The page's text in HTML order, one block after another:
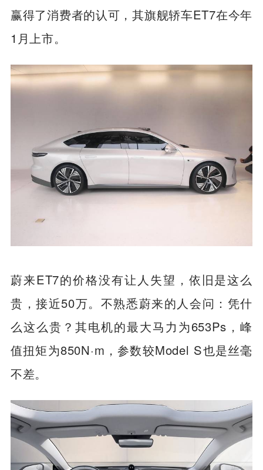
赢得了消费者的认可，其旗舰轿车ET7在今年
1月上市。
蔚来ET7的价格没有让人失望，依旧是这么
贵，接近50万。不熟悉蔚来的人会问：凭什
么这么贵？其电机的最大马力为653Ps，峰
值扭矩为850N·m，参数较Model S也是丝毫
不差。